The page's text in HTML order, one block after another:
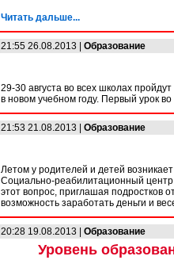
Читать дальше...
21:55 26.08.2013 | Образование
29-30 августа во всех школах
в новом учебном году. Первый урок
21:53 21.08.2013 | Образование
Летом у родителей и детей
Социально-реабилитационный
этот вопрос, приглашая подростков
возможность заработать деньги и
20:28 19.08.2013 | Образование
Уровень